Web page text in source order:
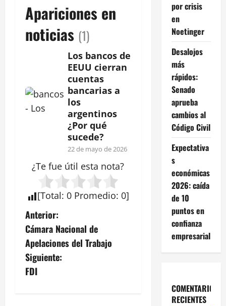
Apariciones en
noticias (1)
Los bancos de
EEUU cierran
cuentas
bancarias a
los
argentinos
¿Por qué
sucede?
22 de mayo de 2026
¿Te fue útil esta nota?
[Total: 0 Promedio: 0]
N
a
v
e
Anterior:
Cámara Nacional de
Apelaciones del Trabajo
Siguiente:
FDI
por crisis
en
Noetinger
Desalojos
más
rápidos:
Senado
aprueba
cambios al
Código Civil
Expectativa
s
económicas
2026: caída
de 10
puntos en
confianza
empresarial
COMENTARIOS
RECIENTES